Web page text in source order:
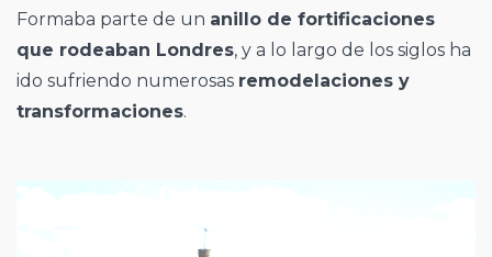
Formaba parte de un anillo de fortificaciones
que rodeaban Londres, y a lo largo de los siglos ha
ido sufriendo numerosas remodelaciones y
transformaciones.